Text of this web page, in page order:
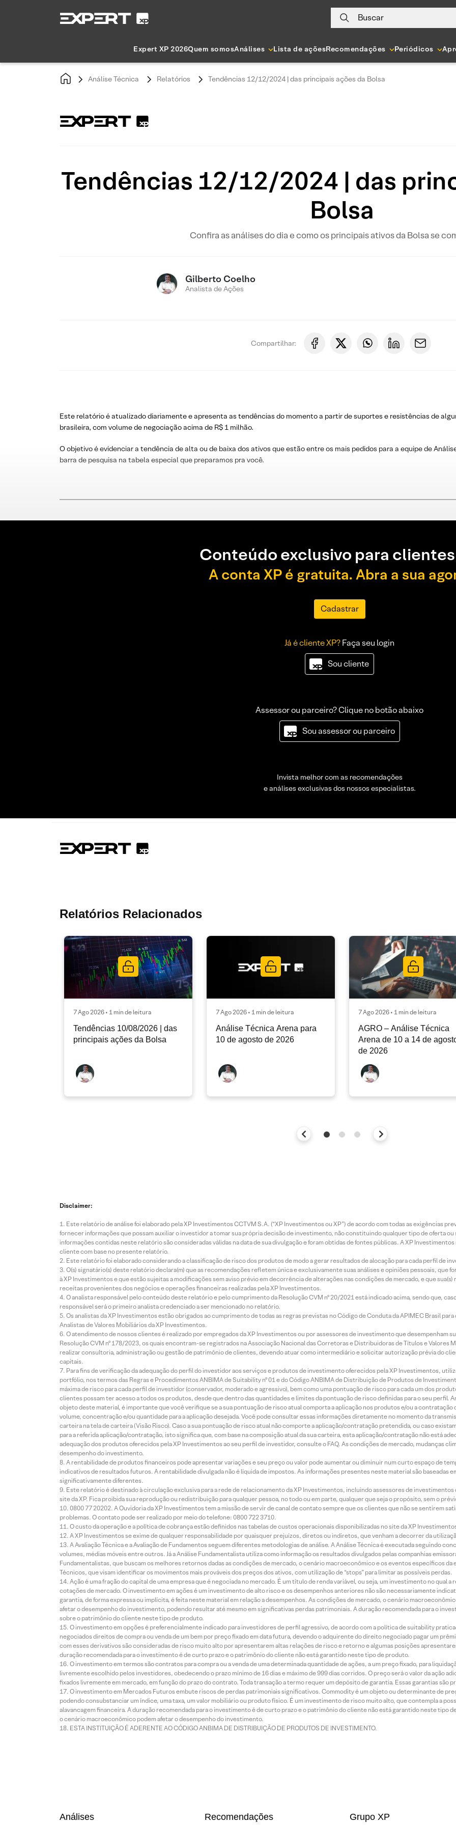
Buscar
Expert XP 2026Quem somosAnálises Lista de açõesRecomendações Periódicos
Análise Técnica Relatórios Tendências 12/12/2024 | das principais ações da Bolsa
Tendências 12/12/2024 | das
Bolsa
Confira as análises do dia e como os principais ativos da Bolsa se
Gilberto Coelho
Analista de Ações
Compartilhar:
Este relatório é atualizado diariamente e apresenta as tendências do momento a partir de suportes e resistências de
brasileira, com volume de negociação acima de R$ 1 milhão.
O objetivo é evidenciar a tendência de alta ou de baixa dos ativos que estão entre os mais pedidos para a equipe de
barra de pesquisa na tabela especial que preparamos pra você.
Conteúdo exclusivo para
A conta XP é gratuita. Abra a sua
Cadastrar
Já é cliente XP?Faça seu login
Sou cliente
Assessor ou parceiro? Clique no botão abaixo
Sou assessor ou parceiro
Invista melhor com as recomendações
e análises exclusivas dos nossos especialistas.
Relatórios Relacionados
7 Ago 2026 • 1 min de leitura
Tendências 10/08/2026 | das
principais ações da Bolsa
7 Ago 2026 • 1 min de leitura
Análise Técnica Arena para
10 de agosto de 2026
7 Ago 2026 • 1 min de leitura
AGRO – Análise Técnica
Arena de 10 a 14 de
de 2026
Disclaimer:
Este relatório de análise foi elaborado pela XP Investimentos CCTVM S.A. (“XP Investimentos ou XP”) de acordo com todas as exigências
fornecer informações que possam auxiliar o investidor a tomar sua própria decisão de investimento, não constituindo qualquer tipo de oferta
informações contidas neste relatório são consideradas válidas na data de sua divulgação e foram obtidas de fontes públicas. A XP
cliente com base no presente relatório.
Este relatório foi elaborado considerando a classificação de risco dos produtos de modo a gerar resultados de alocação para cada perfil de
O(s) signatário(s) deste relatório declara(m) que as recomendações refletem única e exclusivamente suas análises e opiniões pessoais, que
à XP Investimentos e que estão sujeitas a modificações sem aviso prévio em decorrência de alterações nas condições de mercado, e que
receitas provenientes dos negócios e operações financeiras realizadas pela XP Investimentos.
O analista responsável pelo conteúdo deste relatório e pelo cumprimento da Resolução CVM nº 20/2021 está indicado acima, sendo que,
responsável será o primeiro analista credenciado a ser mencionado no relatório.
Os analistas da XP Investimentos estão obrigados ao cumprimento de todas as regras previstas no Código de Conduta da APIMEC Brasil
Analistas de Valores Mobiliários da XP Investimentos.
O atendimento de nossos clientes é realizado por empregados da XP Investimentos ou por assessores de investimento que desempenham
Resolução CVM nº 178/2023, os quais encontram-se registrados na Associação Nacional das Corretoras e Distribuidoras de Títulos e Valores
realizar consultoria, administração ou gestão de patrimônio de clientes, devendo atuar como intermediário e solicitar autorização prévia do
capitais.
Para fins de verificação da adequação do perfil do investidor aos serviços e produtos de investimento oferecidos pela XP Investimentos,
portfólio, nos termos das Regras e Procedimentos ANBIMA de Suitability nº 01 e do Código ANBIMA de Distribuição de Produtos de
máxima de risco para cada perfil de investidor (conservador, moderado e agressivo), bem como uma pontuação de risco para cada um dos
clientes possam ter acesso a todos os produtos, desde que dentro das quantidades e limites da pontuação de risco definidas para o seu perfil.
objeto deste material, é importante que você verifique se a sua pontuação de risco atual comporta a aplicação nos produtos e/ou a contratação
volume, concentração e/ou quantidade para a aplicação desejada. Você pode consultar essas informações diretamente no momento da
carteira na tela de carteira (Visão Risco). Caso a sua pontuação de risco atual não comporte a aplicação/contratação pretendida, ou caso
para a referida aplicação/contratação, isto significa que, com base na composição atual da sua carteira, esta aplicação/contratação não está
adequação dos produtos oferecidos pela XP Investimentos ao seu perfil de investidor, consulte o FAQ. As condições de mercado, mudanças
desempenho do investimento.
A rentabilidade de produtos financeiros pode apresentar variações e seu preço ou valor pode aumentar ou diminuir num curto espaço de
indicativos de resultados futuros. A rentabilidade divulgada não é líquida de impostos. As informações presentes neste material são baseadas
significativamente diferentes.
Este relatório é destinado à circulação exclusiva para a rede de relacionamento da XP Investimentos, incluindo assessores de investimentos
site da XP. Fica proibida sua reprodução ou redistribuição para qualquer pessoa, no todo ou em parte, qualquer que seja o propósito, sem o
0800 77 20202. A Ouvidoria da XP Investimentos tem a missão de servir de canal de contato sempre que os clientes que não se sentirem
problemas. O contato pode ser realizado por meio do telefone: 0800 722 3710.
O custo da operação e a política de cobrança estão definidos nas tabelas de custos operacionais disponibilizadas no site da XP
A XP Investimentos se exime de qualquer responsabilidade por quaisquer prejuízos, diretos ou indiretos, que venham a decorrer da
A Avaliação Técnica e a Avaliação de Fundamentos seguem diferentes metodologias de análise. A Análise Técnica é executada seguindo
volumes, médias móveis entre outros. Já a Análise Fundamentalista utiliza como informação os resultados divulgados pelas companhias
Fundamentalistas, que buscam os melhores retornos dadas as condições de mercado, o cenário macroeconômico e os eventos específicos
Técnicos, que visam identificar os movimentos mais prováveis dos preços dos ativos, com utilização de “stops” para limitar as possíveis perdas.
Ação é uma fração do capital de uma empresa que é negociada no mercado. É um título de renda variável, ou seja, um investimento no qual
cotações de mercado. O investimento em ações é um investimento de alto risco e os desempenhos anteriores não são necessariamente
garantia, de forma expressa ou implícita, é feita neste material em relação a desempenhos. As condições de mercado, o cenário
afetar o desempenho do investimento, podendo resultar até mesmo em significativas perdas patrimoniais. A duração recomendada para o
sobre o patrimônio do cliente neste tipo de produto.
O investimento em opções é preferencialmente indicado para investidores de perfil agressivo, de acordo com a política de suitability
negociados direitos de compra ou venda de um bem por preço fixado em data futura, devendo o adquirente do direito negociado pagar um
com esses derivativos são consideradas de risco muito alto por apresentarem altas relações de risco e retorno e algumas posições
duração recomendada para o investimento é de curto prazo e o patrimônio do cliente não está garantido neste tipo de produto.
O investimento em termos são contratos para compra ou a venda de uma determinada quantidade de ações, a um preço fixado, para
livremente escolhido pelos investidores, obedecendo o prazo mínimo de 16 dias e máximo de 999 dias corridos. O preço será o valor da ação
fixados livremente em mercado, em função do prazo do contrato. Toda transação a termo requer um depósito de garantia. Essas garantias são
O investimento em Mercados Futuros embute riscos de perdas patrimoniais significativos. Commodity é um objeto ou determinante de
podendo consubstanciar um índice, uma taxa, um valor mobiliário ou produto físico. É um investimento de risco muito alto, que contempla a
alavancagem financeira. A duração recomendada para o investimento é de curto prazo e o patrimônio do cliente não está garantido neste tipo
o cenário macroeconômico podem afetar o desempenho do investimento.
ESTA INSTITUIÇÃO É ADERENTE AO CÓDIGO ANBIMA DE DISTRIBUIÇÃO DE PRODUTOS DE INVESTIMENTO.
Análises Recomendações Grupo XP